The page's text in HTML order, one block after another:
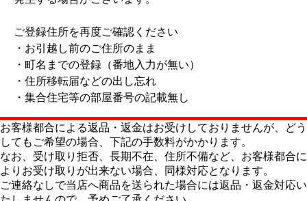
各運送業者の送料変更に伴い、弊社の送料についても予告なし
に変更を行う場合がございます。何卒ご理解のほどお願いいた
します。
◆返品・交換をお断りするもの◆
2.色や形など商品外観がイメージと異なる、といった理由
3.化粧箱の破損・傷・汚れといった理由（配達中のトラブル等
で発生する著しい破損を除く）
4.商品化粧箱に伝票が貼られているという理由
5.返品時に付属品の欠品があった場合
6.取寄せ商品の場合
7.購入商品のユーザー様の過失による物理的な破損